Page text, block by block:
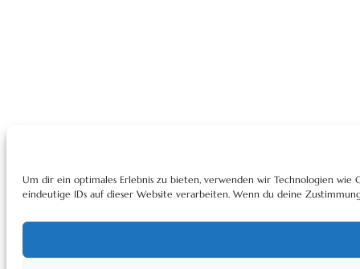
Um dir ein optimales Erlebnis zu bieten, verwenden wir Technologien
eindeutige IDs auf dieser Website verarbeiten. Wenn du deine